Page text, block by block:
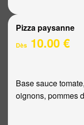
Pizza paysanne
Dès 10.00 €
Base sauce
oignons, pommes